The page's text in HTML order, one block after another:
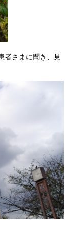
者さまに聞き、見